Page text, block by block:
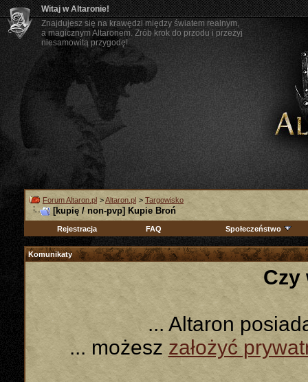
Witaj w Altaronie!
Znajdujesz się na krawędzi między światem realnym,
a magicznym Altaronem. Zrób krok do przodu i przeżyj
niesamowitą przygodę!
Forum Altaron.pl >Altaron.pl > Targowisko
[kupię / non-pvp] Kupie Broń
Rejestracja FAQ Społeczeństwo
Komunikaty
Czy
... Altaron
... możeszzałożyć